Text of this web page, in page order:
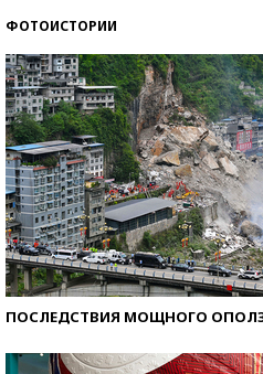
ФОТОИСТОРИИ
ПОСЛЕДСТВИЯ МОЩНОГО